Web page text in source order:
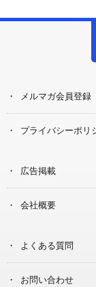
メルマガ会員登録
プライバシーポリ
広告掲載
会社概要
よくある質問
お問い合わせ